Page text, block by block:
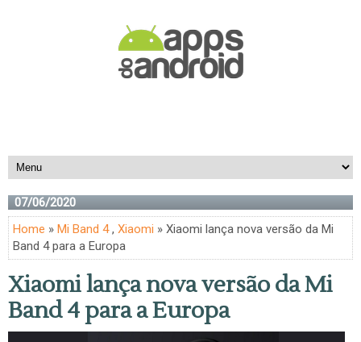
07/06/2020
Home » Mi Band 4, Xiaomi » Xiaomi lança nova versão da Mi
Band 4 para a Europa
Xiaomi lança nova versão da Mi
Band 4 para a Europa